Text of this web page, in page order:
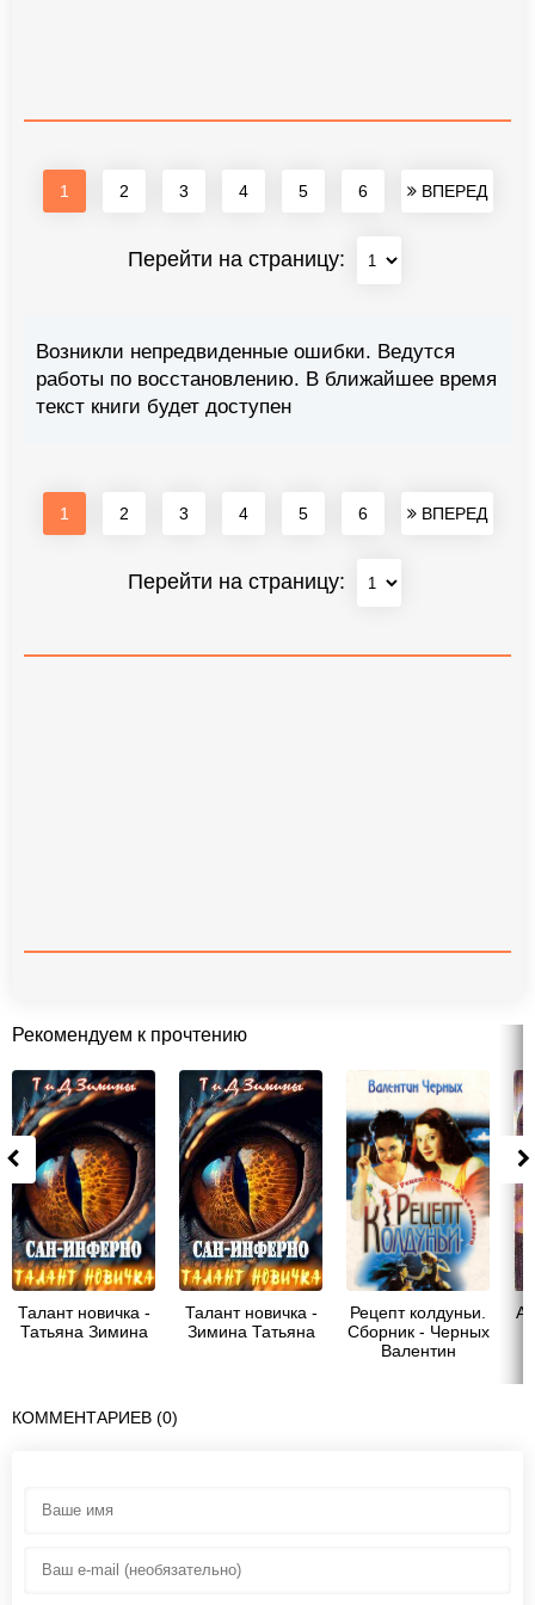
1 2 3 4 5 6 ВПЕРЕД
Перейти на страницу:
Возникли непредвиденные ошибки. Ведутся
работы по восстановлению. В ближайшее время
текст книги будет доступен
1 2 3 4 5 6 ВПЕРЕД
Перейти на страницу:
Рекомендуем к прочтению
Талант новичка -
Татьяна Зимина
Талант новичка -
Зимина Татьяна
Рецепт колдуньи.
Сборник - Черных
Валентин
КОММЕНТАРИЕВ (0)